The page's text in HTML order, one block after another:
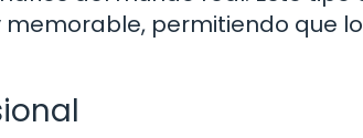
permitiendo que